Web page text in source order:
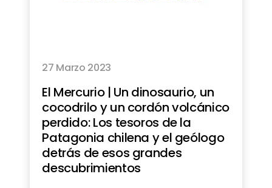
27 Marzo 2023
El Mercurio | Un dinosaurio, un
cocodrilo y un cordón volcánico
perdido: Los tesoros de la
Patagonia chilena y el geólogo
detrás de esos grandes
descubrimientos